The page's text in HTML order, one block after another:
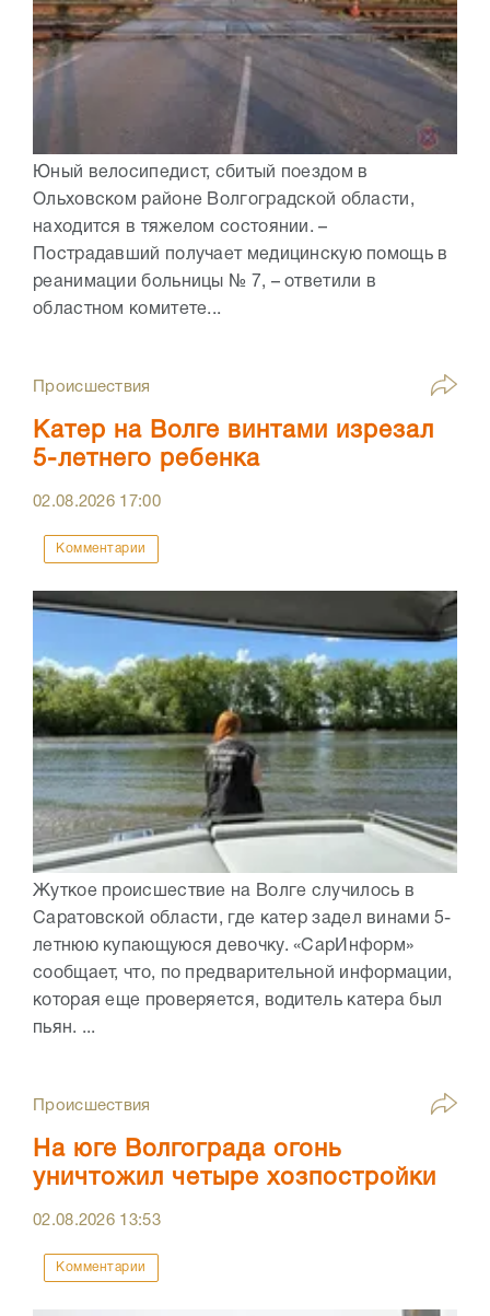
Юный велосипедист, сбитый поездом в
Ольховском районе Волгоградской области,
находится в тяжелом состоянии. –
Пострадавший получает медицинскую помощь в
реанимации больницы № 7, – ответили в
областном комитете...
Происшествия
Катер на Волге винтами изрезал
5-летнего ребенка
02.08.2026 17:00
Комментарии
Жуткое происшествие на Волге случилось в
Саратовской области, где катер задел винами 5-
летнюю купающуюся девочку. «СарИнформ»
сообщает, что, по предварительной информации,
которая еще проверяется, водитель катера был
пьян. ...
Происшествия
На юге Волгограда огонь
уничтожил четыре хозпостройки
02.08.2026 13:53
Комментарии